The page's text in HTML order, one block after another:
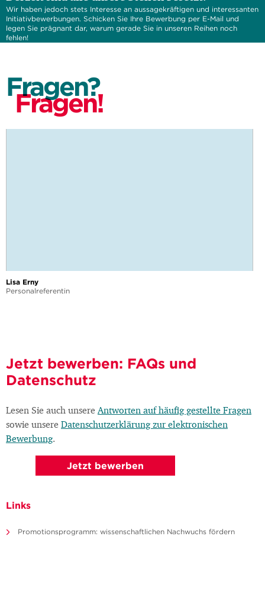
Wir haben jedoch stets Interesse an aussagekräftigen und interessanten
Initiativbewerbungen. Schicken Sie Ihre Bewerbung per E-Mail und
legen Sie prägnant dar, warum gerade Sie in unseren Reihen noch
fehlen!
Fragen?
Fragen!
Lisa Erny
Personalreferentin
Jetzt bewerben: FAQs und
Datenschutz
Lesen Sie auch unsereAntworten auf häufig gestellte Fragen
sowie unsere Datenschutzerklärung zur elektronischen
Bewerbung.
Jetzt bewerben
Links
Promotionsprogramm: wissenschaftlichen Nachwuchs fördern